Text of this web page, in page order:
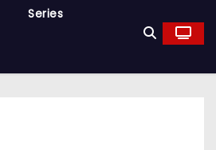
Series